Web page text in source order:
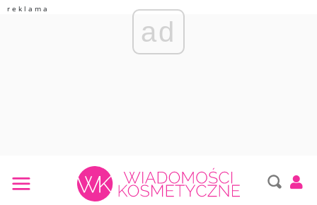
ad